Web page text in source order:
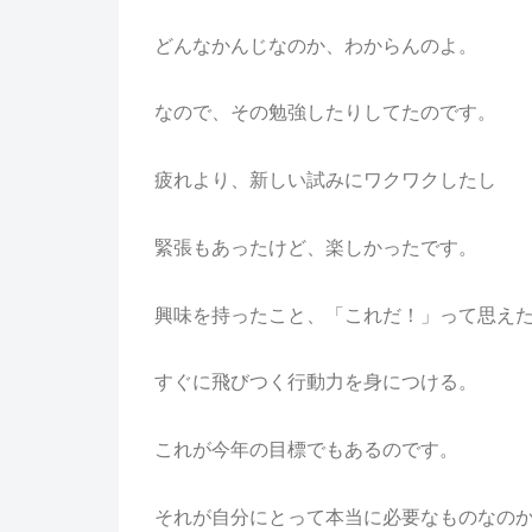
どんなかんじなのか、わからんのよ。
なので、その勉強したりしてたのです。
疲れより、新しい試みにワクワクしたし
緊張もあったけど、楽しかったです。
興味を持ったこと、「これだ！」って思え
すぐに飛びつく行動力を身につける。
これが今年の目標でもあるのです。
それが自分にとって本当に必要なものなの